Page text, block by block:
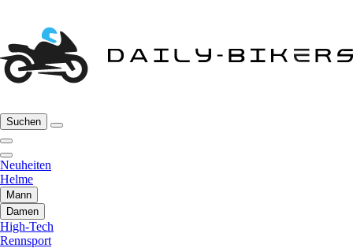
Suchen
Neuheiten
Helme
Mann
Damen
High-Tech
Rennsport